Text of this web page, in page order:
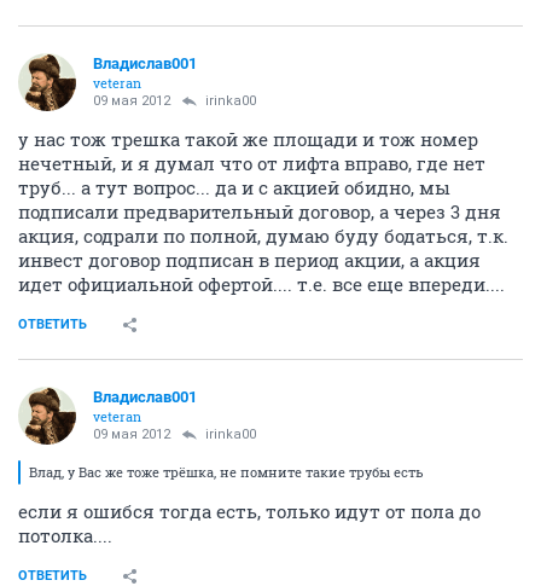
Владислав001
veteran
09 мая 2012 irinka00
у нас тож трешка такой же площади и тож номер
нечетный, и я думал что от лифта вправо, где нет
труб... а тут вопрос... да и с акцией обидно, мы
подписали предварительный договор, а через 3 дня
акция, содрали по полной, думаю буду бодаться, т.к.
инвест договор подписан в период акции, а акция
идет официальной офертой.... т.е. все еще впереди....
ОТВЕТИТЬ
Владислав001
veteran
09 мая 2012 irinka00
Влад, у Вас же тоже трёшка, не помните такие трубы есть
если я ошибся тогда есть, только идут от пола до
потолка....
ОТВЕТИТЬ